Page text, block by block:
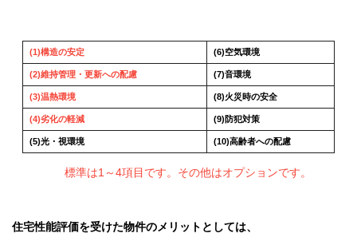
(1)構造の安定 (6)空気環境
(2)維持管理・更新への配慮 (7)音環境
(3)温熱環境 (8)火災時の安全
(4)劣化の軽減 (9)防犯対策
(5)光・視環境 (10)高齢者への配慮
標準は1～4項目です。その他はオプションです。
住宅性能評価を受けた物件のメリットとしては、